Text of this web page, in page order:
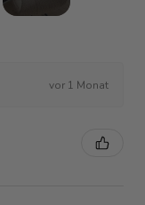
vor 1 Monat